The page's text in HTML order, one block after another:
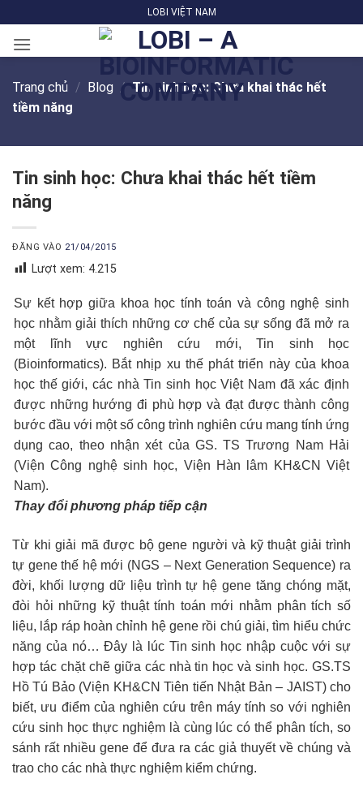
qua
nội
LOBI VIỆT NAM
Trang chủ / Blog / Tin sinh học: Chưa khai thác hết
tiềm năng
Tin sinh học: Chưa khai thác hết tiềm
năng
ĐĂNG VÀO 21/04/2015
Sự kết hợp giữa khoa học tính toán và công nghệ sinh
học nhằm giải thích những cơ chế của sự sống đã mở ra
một lĩnh vực nghiên cứu mới, Tin sinh học
(Bioinformatics). Bắt nhịp xu thế phát triển này của khoa
học thế giới, các nhà Tin sinh học Việt Nam đã xác định
được những hướng đi phù hợp và đạt được thành công
bước đầu với một số công trình nghiên cứu mang tính ứng
dụng cao, theo nhận xét của GS. TS Trương Nam Hải
(Viện Công nghệ sinh học, Viện Hàn lâm KH&CN Việt
Nam).
Thay đổi phương pháp tiếp cận
Từ khi giải mã được bộ gene người và kỹ thuật giải trình
tự gene thế hệ mới (NGS – Next Generation Sequence) ra
đời, khối lượng dữ liệu trình tự hệ gene tăng chóng mặt,
đòi hỏi những kỹ thuật tính toán mới nhằm phân tích số
liệu, lắp ráp hoàn chỉnh hệ gene rồi chú giải, tìm hiểu chức
năng của nó… Đây là lúc Tin sinh học nhập cuộc với sự
hợp tác chặt chẽ giữa các nhà tin học và sinh học. GS.TS
Hồ Tú Bảo (Viện KH&CN Tiên tiến Nhật Bản – JAIST) cho
biết, ưu điểm của nghiên cứu trên máy tính so với nghiên
cứu sinh học thực nghiệm là cùng lúc có thể phân tích, so
sánh rất nhiều gene để đưa ra các giả thuyết về chúng và
trao cho các nhà thực nghiệm kiểm chứng.
Lượt xem: 4.215